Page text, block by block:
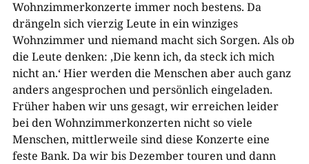
Wohnzimmerkonzerte immer noch bestens. Da
drängeln sich vierzig Leute in ein winziges
Wohnzimmer und niemand macht sich Sorgen. Als ob
die Leute denken: ‚Die kenn ich, da steck ich mich
nicht an.‘ Hier werden die Menschen aber auch ganz
anders angesprochen und persönlich eingeladen.
Früher haben wir uns gesagt, wir erreichen leider
bei den Wohnzimmerkonzerten nicht so viele
Menschen, mittlerweile sind diese Konzerte eine
feste Bank. Da wir bis Dezember touren und dann